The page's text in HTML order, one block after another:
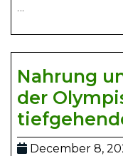
...
Nahrung
der
December 8,